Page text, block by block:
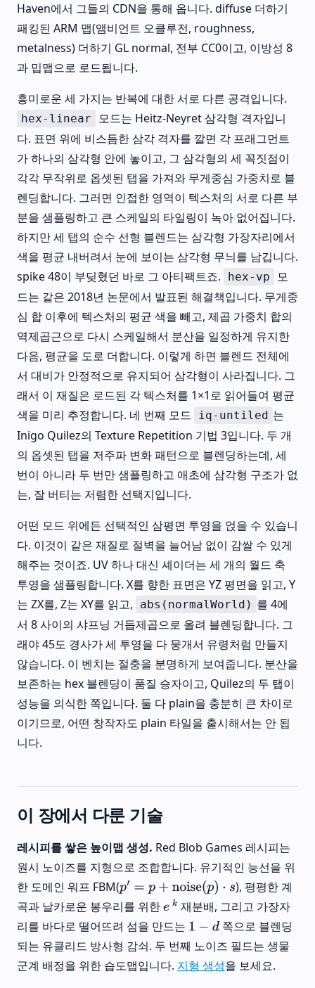
Haven에서 그들의 CDN을 통해 옵니다. diffuse 더하기
패킹된 ARM 맵(앰비언트 오클루전, roughness,
metalness) 더하기 GL normal, 전부 CC0이고, 이방성 8
과 밉맵으로 로드됩니다.
흥미로운 세 가지는 반복에 대한 서로 다른 공격입니다.
hex-linear
모드는 Heitz-Neyret 삼각형 격자입니
다. 표면 위에 비스듬한 삼각 격자를 깔면 각 프래그먼트
가 하나의 삼각형 안에 놓이고, 그 삼각형의 세 꼭짓점이
각각 무작위로 옵셋된 탭을 가져와 무게중심 가중치로 블
렌딩합니다. 그러면 인접한 영역이 텍스처의 서로 다른 부
분을 샘플링하고 큰 스케일의 타일링이 녹아 없어집니다.
하지만 세 탭의 순수 선형 블렌드는 삼각형 가장자리에서
색을 평균 내버려서 눈에 보이는 삼각형 무늬를 남깁니다.
spike 48이 부딪혔던 바로 그 아티팩트죠.
hex-vp
모
드는 같은 2018년 논문에서 발표된 해결책입니다. 무게중
심 합 이후에 텍스처의 평균 색을 빼고, 제곱 가중치 합의
역제곱근으로 다시 스케일해서 분산을 일정하게 유지한
다음, 평균을 도로 더합니다. 이렇게 하면 블렌드 전체에
서 대비가 안정적으로 유지되어 삼각형이 사라집니다. 그
래서 이 재질은 로드된 각 텍스처를 1×1로 읽어들여 평균
색을 미리 추정합니다. 네 번째 모드
iq-untiled 는
Inigo Quilez의 Texture Repetition 기법 3입니다. 두 개
의 옵셋된 탭을 저주파 변화 패턴으로 블렌딩하는데, 세
번이 아니라 두 번만 샘플링하고 애초에 삼각형 구조가 없
는, 잘 버티는 저렴한 선택지입니다.
어떤 모드 위에든 선택적인 삼평면 투영을 얹을 수 있습니
다. 이것이 같은 재질로 절벽을 늘어남 없이 감쌀 수 있게
해주는 것이죠. UV 하나 대신 셰이더는 세 개의 월드 축
투영을 샘플링합니다. X를 향한 표면은 YZ 평면을 읽고, Y
는 ZX를, Z는 XY를 읽고,
abs(normalWorld) 를 4에
서 8 사이의 샤프닝 거듭제곱으로 올려 블렌딩합니다. 그
래야 45도 경사가 세 투영을 다 뭉개서 유령처럼 만들지
않습니다. 이 벤치는 절충을 분명하게 보여줍니다. 분산을
보존하는 hex 블렌딩이 품질 승자이고, Quilez의 두 탭이
성능을 의식한 쪽입니다. 둘 다 plain을 충분히 큰 차이로
이기므로, 어떤 창작자도 plain 타일을 출시해서는 안 됩
니다.
이 장에서 다룬 기술
레시피를 쌓은 높이맵 생성. Red Blob Games 레시피는
원시 노이즈를 지형으로 조합합니다. 유기적인 능선을 위
한 도메인 워프 FBM(p′ =p+noise(p)⋅s
), 평평한 계
곡과 날카로운 봉우리를 위한e k 재분배, 그리고 가장자
리를 바다로 떨어뜨려 섬을 만드는 1 −d
쪽으로 블렌딩
되는 유클리드 방사형 감쇠. 두 번째 노이즈 필드는 생물
군계 배정을 위한 습도맵입니다. 지형 생성을 보세요.